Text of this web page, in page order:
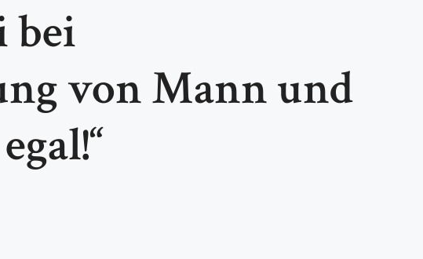
bei
von Mann und